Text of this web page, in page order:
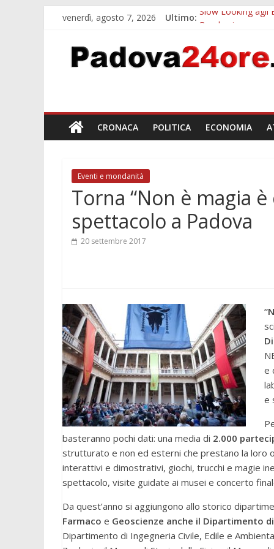
venerdì, agosto 7, 2026 Ultimo: Slow Looking agli
Sicurezza esodo
Bonus trasporto
Notizie di
CRONACA POLITICA ECONOMIA
Eventi e mondanità
Torna “Non è magia è
spettacolo a Padova
20 settembre 2017
e
e
basteranno pochi dati: una media di 2.000
strutturato e non ed esterni che prestano la loro
interattivi e dimostrativi, giochi, trucchi e magie
spettacolo, visite guidate ai musei e concerto
Da quest’anno si aggiungono allo storico
Farmaco e Geoscienze anche il Dipartimento
Dipartimento di Ingegneria Civile, Edile e